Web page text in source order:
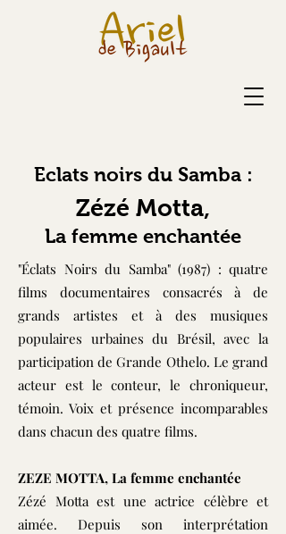
Eclats noirs du Samba :
Zézé Motta,
La femme enchantée
"Éclats Noirs du Samba" (1987) : quatre
films documentaires consacrés à de
grands artistes et à des musiques
populaires urbaines du Brésil, avec la
participation de Grande Othelo. Le grand
acteur est le conteur, le chroniqueur,
témoin. Voix et présence incomparables
dans chacun des quatre films.
ZEZE MOTTA, La femme enchantée
Zézé Motta est une actrice célèbre et
aimée. Depuis son interprétation